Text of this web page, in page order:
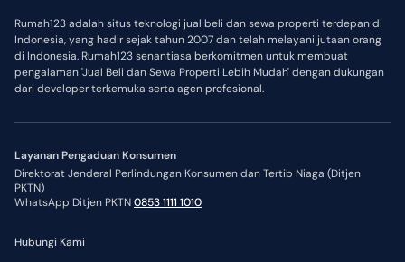
Rumah123 adalah situs teknologi jual beli dan sewa properti terdepan di
Indonesia, yang hadir sejak tahun 2007 dan telah melayani jutaan orang
di Indonesia. Rumah123 senantiasa berkomitmen untuk membuat
pengalaman 'Jual Beli dan Sewa Properti Lebih Mudah' dengan dukungan
dari developer terkemuka serta agen profesional.
Layanan Pengaduan Konsumen
Direktorat Jenderal Perlindungan Konsumen dan Tertib Niaga (Ditjen
PKTN)
WhatsApp Ditjen PKTN0853 1111 1010
Hubungi Kami